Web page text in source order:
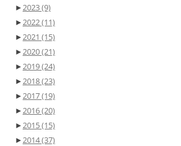
►2023(9)
►2022(11)
►2021 (15)
►2020(21)
►2019(24)
►2018(23)
►2017(19)
►2016(20)
►2015(15)
►2014(37)